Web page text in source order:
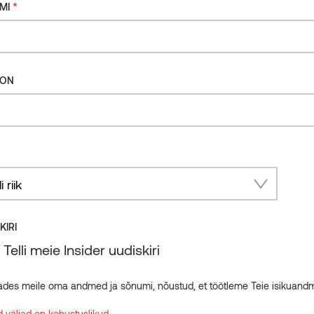
*
Telli meie Insider uudiskiri
meile oma andmed ja sõnumi, nõustud, et töötleme Teie